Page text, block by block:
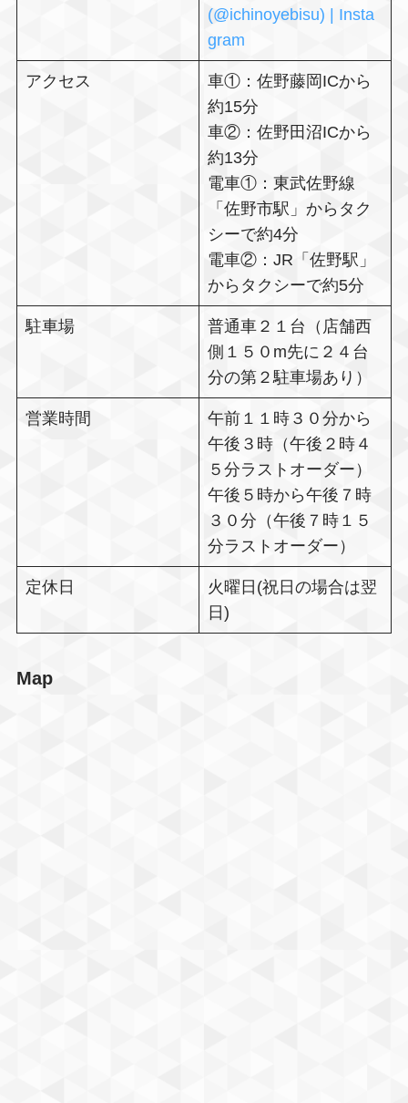
(@ichinoyebisu) | Insta
gram
アクセス
車①：佐野藤岡ICから
約15分
車②：佐野田沼ICから
約13分
電車①：東武佐野線
「佐野市駅」からタク
シーで約4分
電車②：JR「佐野駅」
からタクシーで約5分
駐車場
普通車２１台（店舗西
側１５０m先に２４台
分の第２駐車場あり）
営業時間
午前１１時３０分から
午後３時（午後２時４
５分ラストオーダー）
午後５時から午後７時
３０分（午後７時１５
分ラストオーダー）
定休日
火曜日(祝日の場合は翌
日)
Map